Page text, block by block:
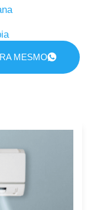
MESMO